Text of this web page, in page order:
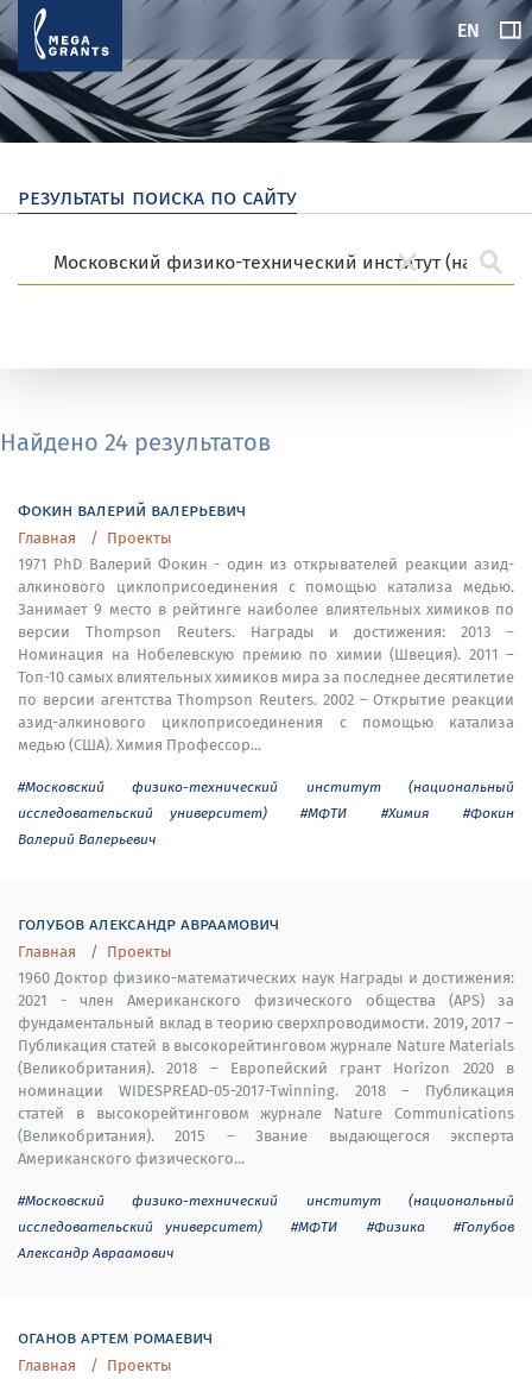
EN
результаты поиска по сайту
Найдено 24 результатов
фокин валерий валерьевич
Главная
Проекты
1971 PhD Валерий Фокин - один из открывателей реакции азид-
алкинового циклоприсоединения с помощью катализа медью.
Занимает 9 место в рейтинге наиболее влиятельных химиков по
версии Thompson Reuters. Награды и достижения: 2013 –
Номинация на Нобелевскую премию по химии (Швеция). 2011 –
Топ-10 самых влиятельных химиков мира за последнее десятилетие
по версии агентства Thompson Reuters. 2002 – Открытие реакции
азид-алкинового циклоприсоединения с помощью катализа
медью (США). Химия Профессор...
#Московский физико-технический институт (национальный
исследовательский университет)
#МФТИ #Химия
#Фокин
Валерий Валерьевич
голубов александр авраамович
Главная
Проекты
1960 Доктор физико-математических наук Награды и достижения:
2021 - член Американского физического общества (APS) за
фундаментальный вклад в теорию сверхпроводимости. 2019, 2017 –
Публикация статей в высокорейтинговом журнале Nature Materials
(Великобритания). 2018 – Европейский грант Horizon 2020 в
номинации WIDESPREAD-05-2017-Twinning. 2018 – Публикация
статей в высокорейтинговом журнале Nature Communications
(Великобритания). 2015 – Звание выдающегося эксперта
Американского физического...
#Московский физико-технический институт (национальный
исследовательский университет)
#МФТИ #Физика
#Голубов
Александр Авраамович
оганов артем ромаевич
Главная
Проекты